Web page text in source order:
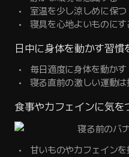
室温を少し涼しめに保つ
寝具を心地よいものにす
日中に身体を動かす習慣
毎日適度に身体を動かす
寝る直前の激しい運動は
食事やカフェインに気を
甘いものやカフェイン